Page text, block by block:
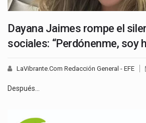
Dayana Jaimes rompe el
sociales: “Perdónenme, soy
LaVibrante.Com Redacción General - EFE
Después…